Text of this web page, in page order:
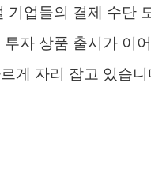
기업들의 결제 수단
투자 상품 출시가 이
게 자리 잡고 있습니